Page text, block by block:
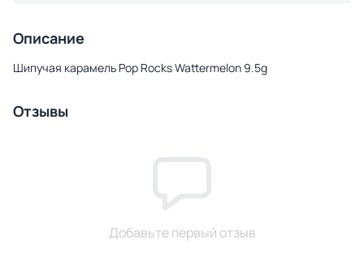
Описание
Шипучая карамель Pop Rocks Wattermelon 9.5g
Отзывы
Добавьте первый отзыв